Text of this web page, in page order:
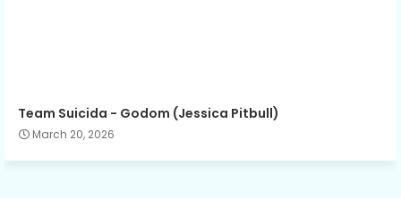
Team Suicida - Godom (Jessica Pitbull)
March 20, 2026